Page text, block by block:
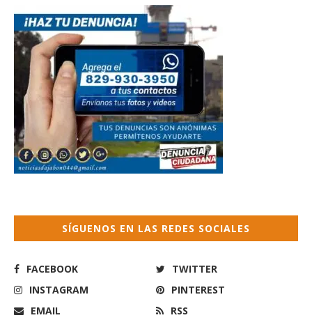
SÍGUENOS EN LAS REDES SOCIALES
FACEBOOK
TWITTER
INSTAGRAM
PINTEREST
EMAIL
RSS